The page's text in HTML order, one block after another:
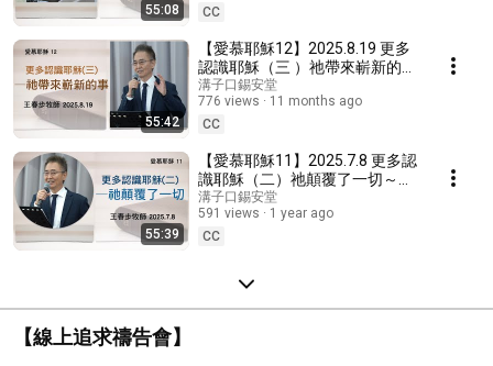
55:08
CC
55:42
【愛慕耶穌12】2025.8.19 更多
認識耶穌（三 ）祂帶來嶄新的事
～王春步牧師 （基督教溝子口錫
安堂）
溝子口錫安堂
776 views
11 months ago
CC
55:39
【愛慕耶穌11】2025.7.8 更多認
識耶穌（二）祂顛覆了一切～王
春步牧師 （基督教溝子口錫安
堂）
溝子口錫安堂
591 views
1 year ago
CC
【線上追求禱告會】